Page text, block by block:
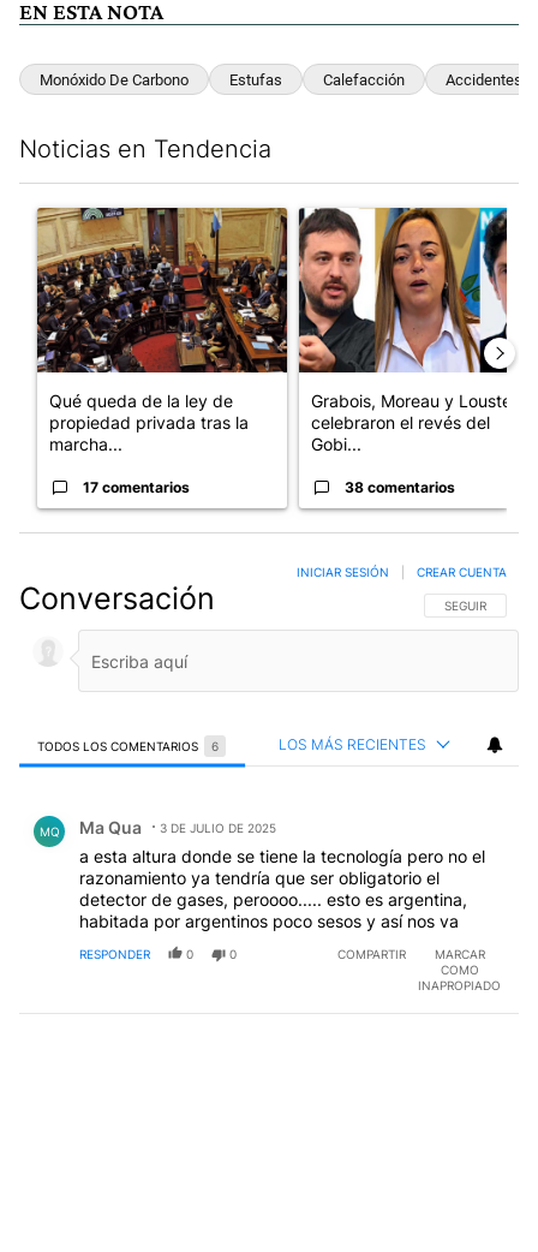
EN ESTA NOTA
Monóxido De Carbono Estufas Calefacción Accidentes
Noticias en Tendencia
Un artículo de tendencia con el título "Qué queda de la ley de
Qué queda de la ley de
propiedad privada tras la
marcha...
17 comentarios
Un artículo de tendencia con
Grabois, Moreau y Lousteau
celebraron el revés del
Gobi...
38 comentarios
Conversación SIGA ESTA
SEGUIR
INICIAR SESIÓN CREAR CUENTA
TODOS LOS COMENTARIOS 6 LOS MÁS RECIENTES
MQ Ma Qua 3 DE JULIO DE 2025
a esta altura donde se tiene la tecnología pero no el
razonamiento ya tendría que ser obligatorio el
detector de gases, peroooo..... esto es argentina,
habitada por argentinos poco sesos y así nos va
RESPONDER 0 0 COMPARTIR
MARCAR
COMO
INAPROPIADO